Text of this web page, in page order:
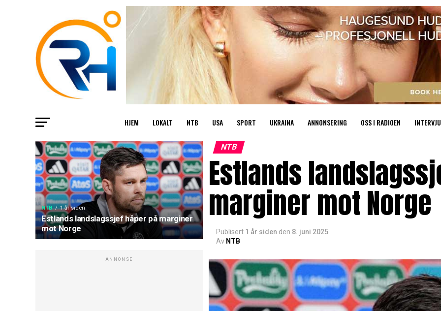
HJEM LOKALT NTB USA SPORT UKRAINA ANNONSERING OSS I RADIOEN INTERVJU
NTB 1 år siden
Estlands landslagssjef håper på marginer
mot Norge
ANNONSE
NTB
Estlands
marginer mot Norge
Publisert 1 år siden den 8. juni 2025
Av NTB